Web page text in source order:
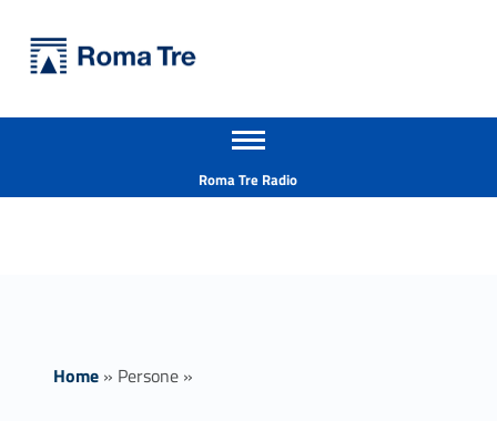
Prof. FULVIO PALMIERI - Università Roma Tre
Apri il menu secondario
Roma Tre Radio
Home» Persone»